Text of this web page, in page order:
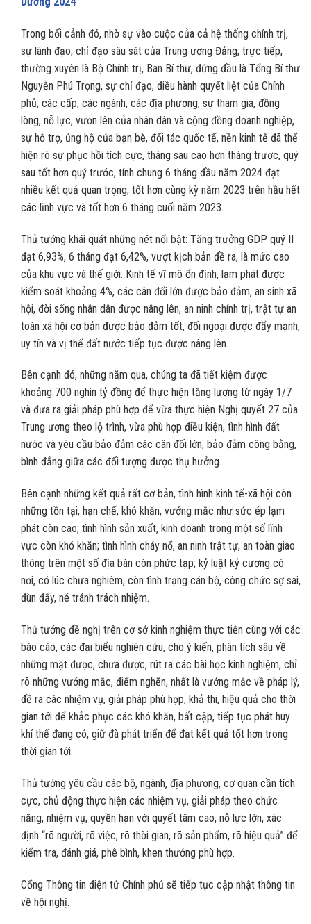
Trong bối cảnh đó, nhờ sự vào cuộc của cả hệ thống chính trị,
sự lãnh đạo, chỉ đạo sâu sát của Trung ương Đảng, trực tiếp,
thường xuyên là Bộ Chính trị, Ban Bí thư, đứng đầu là Tổng Bí thư
Nguyễn Phú Trọng, sự chỉ đạo, điều hành quyết liệt của Chính
phủ, các cấp, các ngành, các địa phương, sự tham gia, đồng
lòng, nỗ lực, vươn lên của nhân dân và cộng đồng doanh nghiệp,
sự hỗ trợ, ủng hộ của bạn bè, đối tác quốc tế, nền kinh tế đã thể
hiện rõ sự phục hồi tích cực, tháng sau cao hơn tháng trươc, quý
sau tốt hơn quý trước, tính chung 6 tháng đầu năm 2024 đạt
nhiều kết quả quan trọng, tốt hơn cùng kỳ năm 2023 trên hầu hết
các lĩnh vực và tốt hơn 6 tháng cuối năm 2023.
Thủ tướng khái quát những nét nổi bật: Tăng trưởng GDP quý II
đạt 6,93%, 6 tháng đạt 6,42%, vượt kịch bản đề ra, là mức cao
của khu vực và thế giới. Kinh tế vĩ mô ổn định, lạm phát được
kiểm soát khoảng 4%, các cân đối lớn được bảo đảm, an sinh xã
hội, đời sống nhân dân được nâng lên, an ninh chính trị, trật tự an
toàn xã hội cơ bản được bảo đảm tốt, đối ngoại được đẩy mạnh,
uy tín và vị thế đất nước tiếp tục được nâng lên.
Bên cạnh đó, những năm qua, chúng ta đã tiết kiệm được
khoảng 700 nghìn tỷ đồng để thực hiện tăng lương từ ngày 1/7
và đưa ra giải pháp phù hợp để vừa thực hiện Nghị quyết 27 của
Trung ương theo lộ trình, vừa phù hợp điều kiện, tình hình đất
nước và yêu cầu bảo đảm các cân đối lớn, bảo đảm công bằng,
bình đẳng giữa các đối tượng được thụ hưởng.
Bên cạnh những kết quả rất cơ bản, tình hình kinh tế-xã hội còn
những tồn tại, hạn chế, khó khăn, vướng mắc như sức ép lạm
phát còn cao; tình hình sản xuất, kinh doanh trong một số lĩnh
vực còn khó khăn; tình hình cháy nổ, an ninh trật tự, an toàn giao
thông trên một số địa bàn còn phức tạp; kỷ luật kỷ cương có
nơi, có lúc chưa nghiêm, còn tình trạng cán bộ, công chức sợ sai,
đùn đẩy, né tránh trách nhiệm.
Thủ tướng đề nghị trên cơ sở kinh nghiệm thực tiễn cùng với các
báo cáo, các đại biểu nghiên cứu, cho ý kiến, phân tích sâu về
những mặt được, chưa được, rút ra các bài học kinh nghiệm, chỉ
rõ những vướng mắc, điểm nghẽn, nhất là vướng mắc về pháp lý,
đề ra các nhiệm vụ, giải pháp phù hợp, khả thi, hiệu quả cho thời
gian tới để khắc phục các khó khăn, bất cập, tiếp tục phát huy
khí thế đang có, giữ đà phát triển để đạt kết quả tốt hơn trong
thời gian tới.
Thủ tướng yêu cầu các bộ, ngành, địa phương, cơ quan cần tích
cực, chủ động thực hiện các nhiệm vụ, giải pháp theo chức
năng, nhiệm vụ, quyền hạn với quyết tâm cao, nỗ lực lớn, xác
định “rõ người, rõ việc, rõ thời gian, rõ sản phẩm, rõ hiệu quả” để
kiểm tra, đánh giá, phê bình, khen thưởng phù hợp.
Cổng Thông tin điện tử Chính phủ sẽ tiếp tục cập nhật thông tin
về hội nghị.